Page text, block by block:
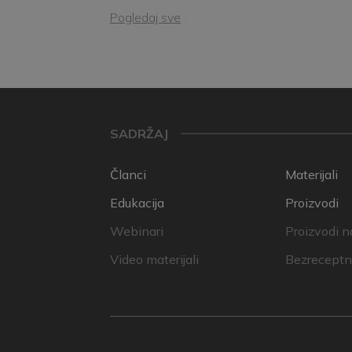
Pogledaj sve
SADRŽAJ
Članci
Edukacija
Webinari
Video materijali
Materijali
Proizvodi
Proizvodi